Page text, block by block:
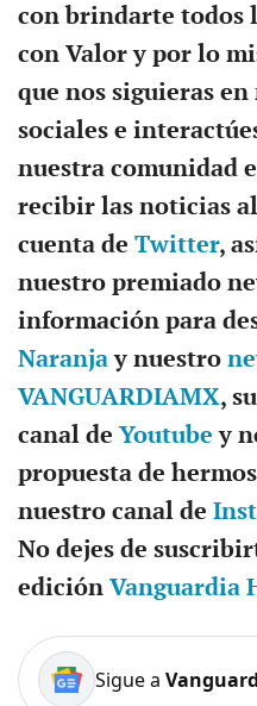
con brindarte todos
con Valor y por lo
que nos siguieras en
sociales e
nuestra comunidad
recibir las noticias
cuenta de Twitter,
nuestro premiado
información para
Naranjay nuestro
VANGUARDIAMX,
canal de Youtube y
propuesta de
nuestro canal de
No dejes de
edición Vanguardia
Sigue a